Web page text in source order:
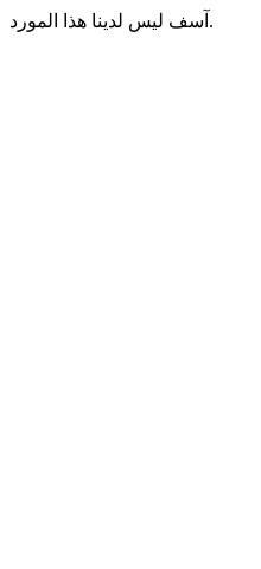
آسف ليس لدينا هذا المورد.